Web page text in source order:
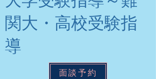
関大・高校受験指
導
面談予約